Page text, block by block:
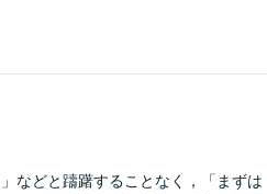
などと躊躇することなく，「まずは